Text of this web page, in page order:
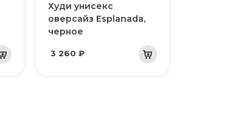
Худи унисекс
оверсайз Esplanada,
черное
3 260 ₽